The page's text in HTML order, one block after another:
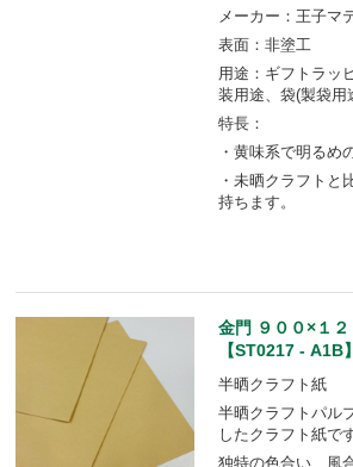
メーカー：王子マ
表面：非塗工
用途：ギフトラッ
装用途、袋(製袋用
特長：
・黄味系で明るめ
・未晒クラフトと
持ちます。
金門 ９００×１２
【ST0217 - A1B】
半晒クラフト紙
半晒クラフトパル
したクラフト紙です
独特の色合い、風